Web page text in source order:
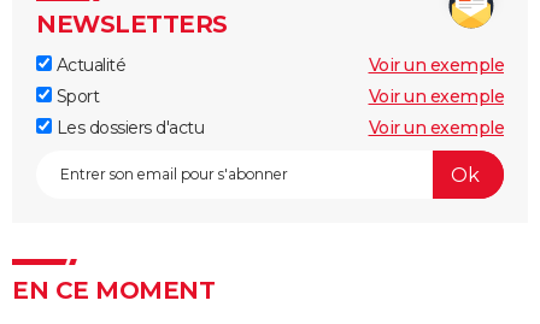
NEWSLETTERS
Actualité
Voir un exemple
Sport
Voir un exemple
Les dossiers d'actu
Voir un exemple
EN CE MOMENT